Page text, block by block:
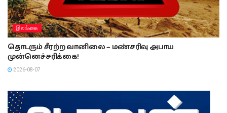
இலங்கை
தொடரும் சீரற்ற வானிலை – மண்சரிவு அபாய
முன்னெச்சரிக்கை!
2026-08-07